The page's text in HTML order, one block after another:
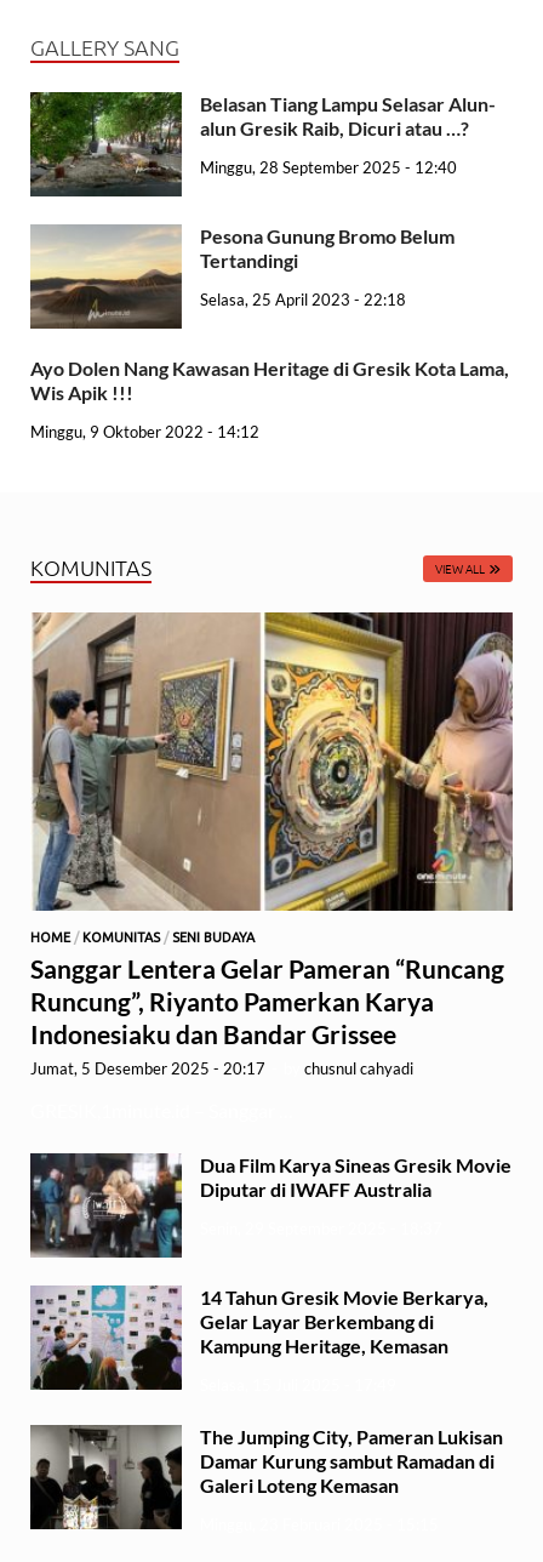
GALLERY SANG
Belasan Tiang Lampu Selasar Alun-
alun Gresik Raib, Dicuri atau …?
Minggu, 28 September 2025 - 12:40
Pesona Gunung Bromo Belum
Tertandingi
Selasa, 25 April 2023 - 22:18
Ayo Dolen Nang Kawasan Heritage di Gresik Kota Lama,
Wis Apik !!!
Minggu, 9 Oktober 2022 - 14:12
KOMUNITAS VIEW ALL
HOME / KOMUNITAS/ SENI BUDAYA
Sanggar Lentera Gelar Pameran “Runcang
Runcung”, Riyanto Pamerkan Karya
Indonesiaku dan Bandar Grissee
Jumat, 5 Desember 2025 - 20:17 chusnul cahyadi
Dua Film Karya Sineas Gresik Movie
Diputar di IWAFF Australia
14 Tahun Gresik Movie Berkarya,
Gelar Layar Berkembang di
Kampung Heritage, Kemasan
The Jumping City, Pameran Lukisan
Damar Kurung sambut Ramadan di
Galeri Loteng Kemasan